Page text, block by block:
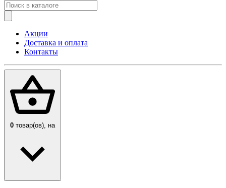
Акции
Доставка и оплата
Контакты
0 товар(ов), на